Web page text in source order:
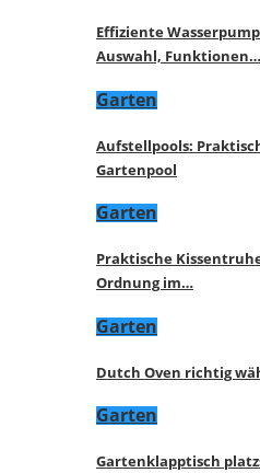
Effiziente
Auswahl, Funktionen…
Garten
Aufstellpools:
Gartenpool
Garten
Praktische
Ordnung im…
Garten
Dutch Oven richtig
Garten
Gartenklapptisch